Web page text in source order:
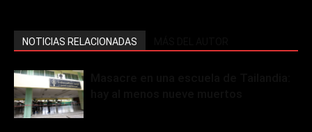
NOTICIAS RELACIONADAS